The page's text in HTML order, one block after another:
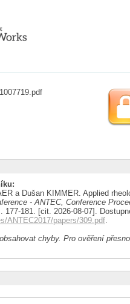
a Dušan KIMMER. Applied
- ANTEC, Conference
181. [cit. 2026-08-07].
ANTEC2017/papers/309.pdf.
chyby. Pro ověření